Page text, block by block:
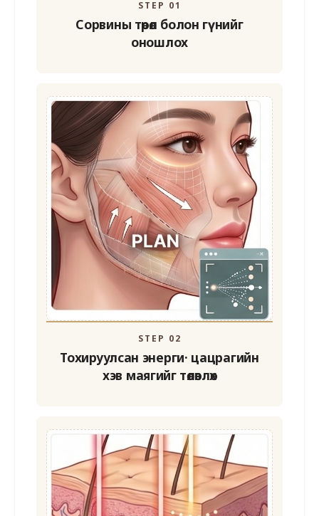
STEP 01
Сорвины төрөл болон гүнийг
оношлох
STEP 02
Тохируулсан энерги· цацрагийн
хэв маягийг төлөвлөх